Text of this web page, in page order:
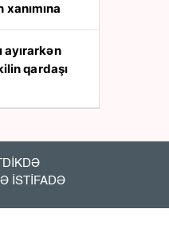
qardaşı
7,5
nə vəd
İSTİFADƏ